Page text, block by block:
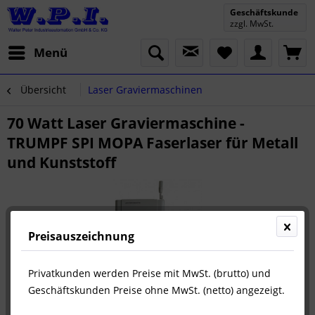
Menü
Geschäftskunde
zzgl. MwSt.
Übersicht Laser Graviermaschinen
70 Watt Laser Graviermaschine -
TRUMPF SPI MOPA Faserlaser für Metall
und Kunststoff
Preisauszeichnung
Privatkunden werden Preise mit MwSt. (brutto) und
Geschäftskunden Preise ohne MwSt. (netto) angezeigt.